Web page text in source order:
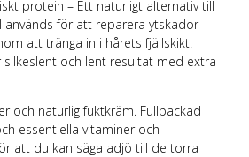
protein – Ett naturligt alternativ till
används för att reparera ytskador
att tränga in i hårets fjällskikt.
silkeslent och lent resultat med extra
och naturlig fuktkräm. Fullpackad
essentiella vitaminer och
att du kan säga adjö till de torra